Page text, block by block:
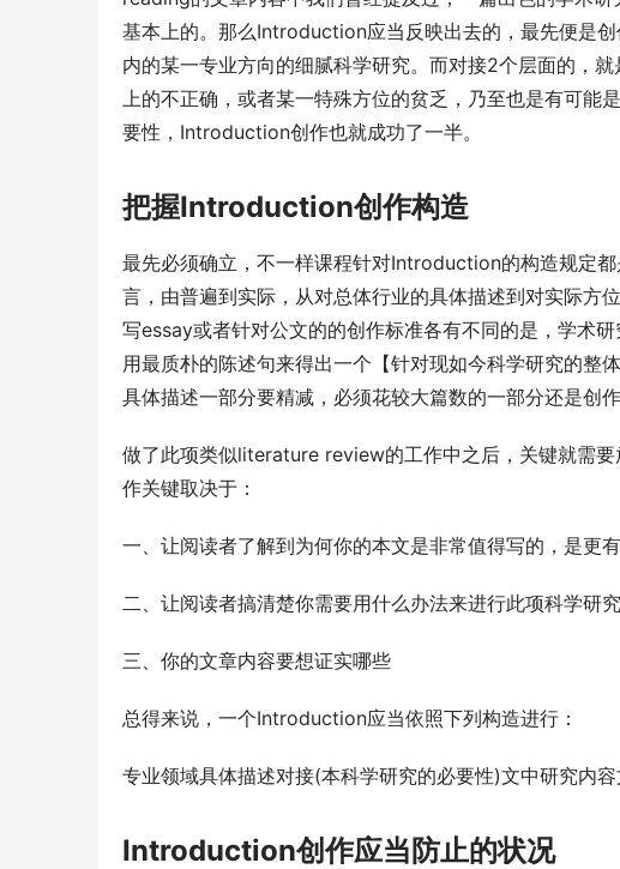
基本上的。那么Introduction应当反映出去的，最先便是
内的某一专业方向的细腻科学研究。而对接2个层面的，
上的不正确，或者某一特殊方位的贫乏，乃至也是有可能
要性，Introduction创作也就成功了一半。
把握Introduction创作构造
最先必须确立，不一样课程针对Introduction的构造规定
言，由普遍到实际，从对总体行业的具体描述到对实际方
写essay或者针对公文的的创作标准各有不同的是，学术
用最质朴的陈述句来得出一个【针对现如今科学研究的整
具体描述一部分要精减，必须花较大篇数的一部分还是创
做了此项类似literature review的工作中之后，关键就需
作关键取决于：
一、让阅读者了解到为何你的本文是非常值得写的，是更
二、让阅读者搞清楚你需要用什么办法来进行此项科学研
三、你的文章内容要想证实哪些
总得来说，一个Introduction应当依照下列构造进行：
专业领域具体描述对接(本科学研究的必要性)文中研究内
Introduction创作应当防止的状况